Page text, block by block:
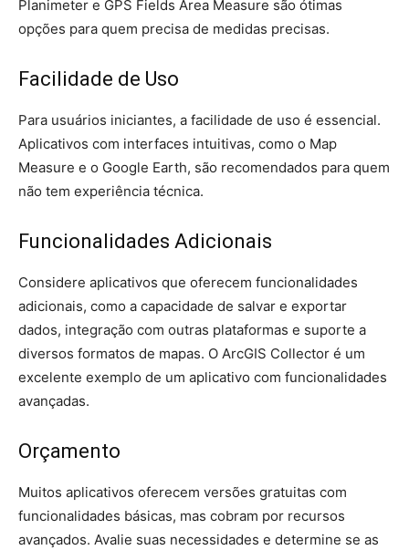
Planimeter e GPS Fields Area Measure são ótimas
opções para quem precisa de medidas precisas.
Facilidade de Uso
Para usuários iniciantes, a facilidade de uso é essencial.
Aplicativos com interfaces intuitivas, como o Map
Measure e o Google Earth, são recomendados para quem
não tem experiência técnica.
Funcionalidades Adicionais
Considere aplicativos que oferecem funcionalidades
adicionais, como a capacidade de salvar e exportar
dados, integração com outras plataformas e suporte a
diversos formatos de mapas. O ArcGIS Collector é um
excelente exemplo de um aplicativo com funcionalidades
avançadas.
Orçamento
Muitos aplicativos oferecem versões gratuitas com
funcionalidades básicas, mas cobram por recursos
avançados. Avalie suas necessidades e determine se as